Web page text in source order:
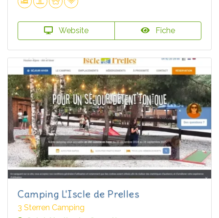
Website Fiche
Camping L'Iscle de Prelles
3 Sterren Camping